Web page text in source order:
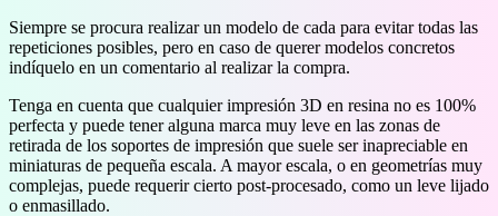
Siempre se procura realizar un modelo de cada para evitar todas las
repeticiones posibles, pero en caso de querer modelos concretos
indíquelo en un comentario al realizar la compra.
Tenga en cuenta que cualquier impresión 3D en resina no es 100%
perfecta y puede tener alguna marca muy leve en las zonas de
retirada de los soportes de impresión que suele ser inapreciable en
miniaturas de pequeña escala. A mayor escala, o en geometrías muy
complejas, puede requerir cierto post-procesado, como un leve lijado
o enmasillado.